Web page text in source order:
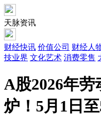
天脉资讯
财经快讯 价值公司 财经人
技业界 文化艺术 消费零售
A股2026年
炉！5月1日